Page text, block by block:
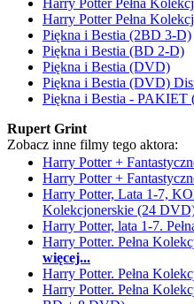
Harry Potter Pełna
Harry Potter Pełna
Piękna i Bestia (2BD 3-D)
Piękna i Bestia (BD 2-D)
Piękna i Bestia (DVD)
Piękna i Bestia (DVD)
Piękna i Bestia -
Rupert Grint
Zobacz inne filmy tego aktora:
Harry Potter +
Harry Potter +
Harry Potter, Lata 1-7,
Kolekcjonerskie (24
Harry Potter, lata 1-7.
Harry Potter. Pełna
więcej...
Harry Potter. Pełna
Harry Potter. Pełna